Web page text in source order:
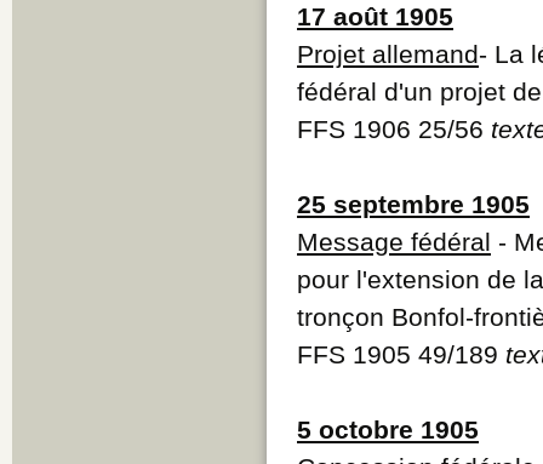
17 août 1905
Projet allemand- La
fédéral d'un projet
FFS 1906 25/56
25 septembre 1905
Message fédéral -
pour l'extension de
tronçon Bonfol-
FFS 1905 49/189
5 octobre 1905